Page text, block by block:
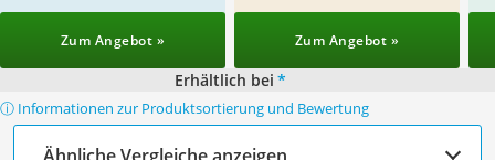
Zum Angebot » Zum Angebot »
Erhältlich bei *
ⓘ Informationen zur Produktsortierung und Bewertung
Ähnliche Vergleiche anzeigen